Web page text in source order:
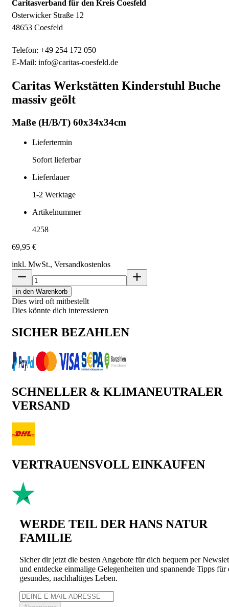
Caritasverband für den Kreis Coesfeld
Osterwicker Straße 12
48653 Coesfeld
Telefon: +49 254 172 050
E-Mail: info@caritas-coesfeld.de
Caritas Werkstätten Kinderstuhl Buche
massiv geölt
Maße (H/B/T) 60x34x34cm
Liefertermin
Sofort lieferbar
Lieferdauer
1-2 Werktage
Artikelnummer
4258
69,95 €
inkl. MwSt., Versandkostenlos
in den Warenkorb
Dies wird oft mitbestellt
Dies könnte dich interessieren
SICHER BEZAHLEN
SCHNELLER & KLIMANEUTRALER
VERSAND
VERTRAUENSVOLL EINKAUFEN
WERDE TEIL DER HANS NATUR
FAMILIE
Sicher dir jetzt die besten Angebote für dich bequem per
und entdecke einmalige Gelegenheiten und spannende Tipps für
gesundes, nachhaltiges Leben.